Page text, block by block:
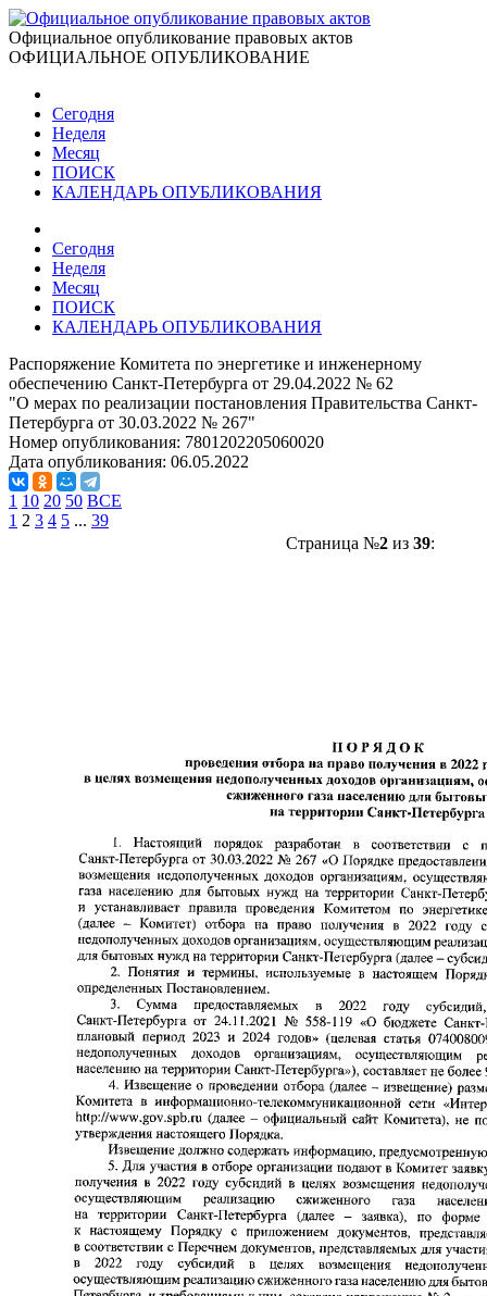
Официальное опубликование правовых актов
ОФИЦИАЛЬНОЕ ОПУБЛИКОВАНИЕ
Сегодня
Неделя
Месяц
ПОИСК
КАЛЕНДАРЬ ОПУБЛИКОВАНИЯ
Сегодня
Неделя
Месяц
ПОИСК
КАЛЕНДАРЬ ОПУБЛИКОВАНИЯ
Распоряжение Комитета по энергетике и инженерному
обеспечению Санкт-Петербурга от 29.04.2022 № 62
"О мерах по реализации постановления Правительства Санкт-
Петербурга от 30.03.2022 № 267"
Номер опубликования: 7801202205060020
Дата опубликования: 06.05.2022
1 10 20 50 ВСЕ
1 2 3 4 5 ... 39
Страница №2из 39: